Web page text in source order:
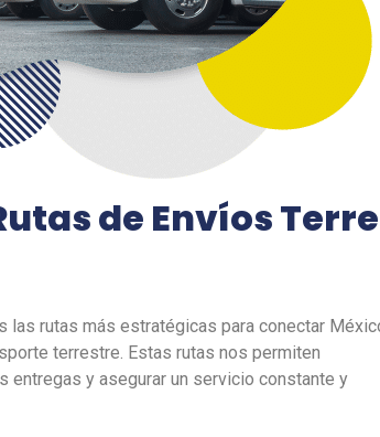
de Envíos
las rutas más estratégicas para conectar
terrestre. Estas rutas nos permiten
entregas y asegurar un servicio constante y